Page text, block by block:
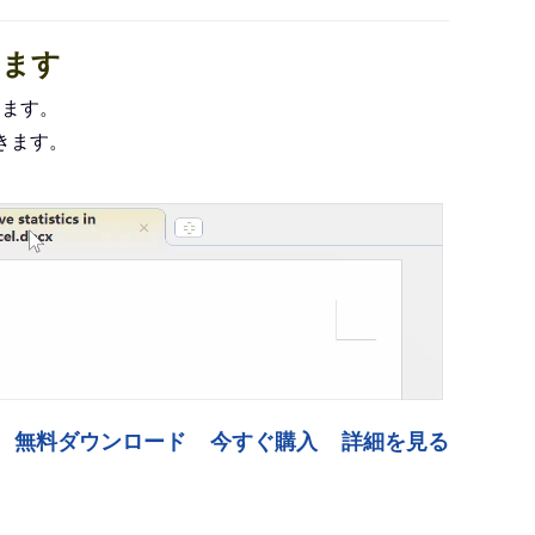
す
す。
す。
無料ダウンロード 今すぐ購入 詳細を見る